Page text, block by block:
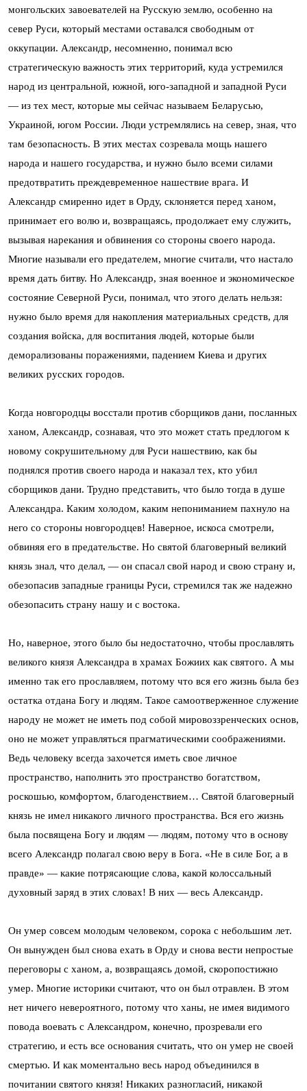
монгольских завоевателей на Русскую землю, особенно на
север Руси, который местами оставался свободным от
оккупации. Александр, несомненно, понимал всю
стратегическую важность этих территорий, куда устремился
народ из центральной, южной, юго-западной и западной Руси
— из тех мест, которые мы сейчас называем Беларусью,
Украиной, югом России. Люди устремлялись на север, зная, что
там безопасность. В этих местах созревала мощь нашего
народа и нашего государства, и нужно было всеми силами
предотвратить преждевременное нашествие врага. И
Александр смиренно идет в Орду, склоняется перед ханом,
принимает его волю и, возвращаясь, продолжает ему служить,
вызывая нарекания и обвинения со стороны своего народа.
Многие называли его предателем, многие считали, что настало
время дать битву. Но Александр, зная военное и экономическое
состояние Северной Руси, понимал, что этого делать нельзя:
нужно было время для накопления материальных средств, для
создания войска, для воспитания людей, которые были
деморализованы поражениями, падением Киева и других
великих русских городов.
Когда новгородцы восстали против сборщиков дани, посланных
ханом, Александр, сознавая, что это может стать предлогом к
новому сокрушительному для Руси нашествию, как бы
поднялся против своего народа и наказал тех, кто убил
сборщиков дани. Трудно представить, что было тогда в душе
Александра. Каким холодом, каким непониманием пахнуло на
него со стороны новгородцев! Наверное, искоса смотрели,
обвиняя его в предательстве. Но святой благоверный великий
князь знал, что делал, — он спасал свой народ и свою страну и,
обезопасив западные границы Руси, стремился так же надежно
обезопасить страну нашу и с востока.
Но, наверное, этого было бы недостаточно, чтобы прославлять
великого князя Александра в храмах Божиих как святого. А мы
именно так его прославляем, потому что вся его жизнь была без
остатка отдана Богу и людям. Такое самоотверженное служение
народу не может не иметь под собой мировоззренческих основ,
оно не может управляться прагматическими соображениями.
Ведь человеку всегда захочется иметь свое личное
пространство, наполнить это пространство богатством,
роскошью, комфортом, благоденствием… Святой благоверный
князь не имел никакого личного пространства. Вся его жизнь
была посвящена Богу и людям — людям, потому что в основу
всего Александр полагал свою веру в Бога. «Не в силе Бог, а в
правде» — какие потрясающие слова, какой колоссальный
духовный заряд в этих словах! В них — весь Александр.
Он умер совсем молодым человеком, сорока с небольшим лет.
Он вынужден был снова ехать в Орду и снова вести непростые
переговоры с ханом, а, возвращаясь домой, скоропостижно
умер. Многие историки считают, что он был отравлен. В этом
нет ничего невероятного, потому что ханы, не имея видимого
повода воевать с Александром, конечно, прозревали его
стратегию, и есть все основания считать, что он умер не своей
смертью. И как моментально весь народ объединился в
почитании святого князя! Никаких разногласий, никакой